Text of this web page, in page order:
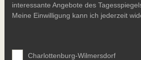
interessante Angebote des
Meine Einwilligung kann ich jederzeit
Charlottenburg-Wilmersdorf